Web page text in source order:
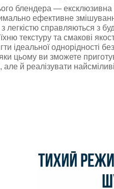
блендера —
ефективне
з легкістю справляються з
текстуру та смакові
ідеальної однорідності
цьому ви зможете
але й реалізувати